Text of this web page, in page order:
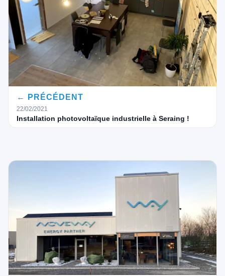
← PRÉCÉDENT
22/02/2021
Installation photovoltaïque industrielle à Seraing !